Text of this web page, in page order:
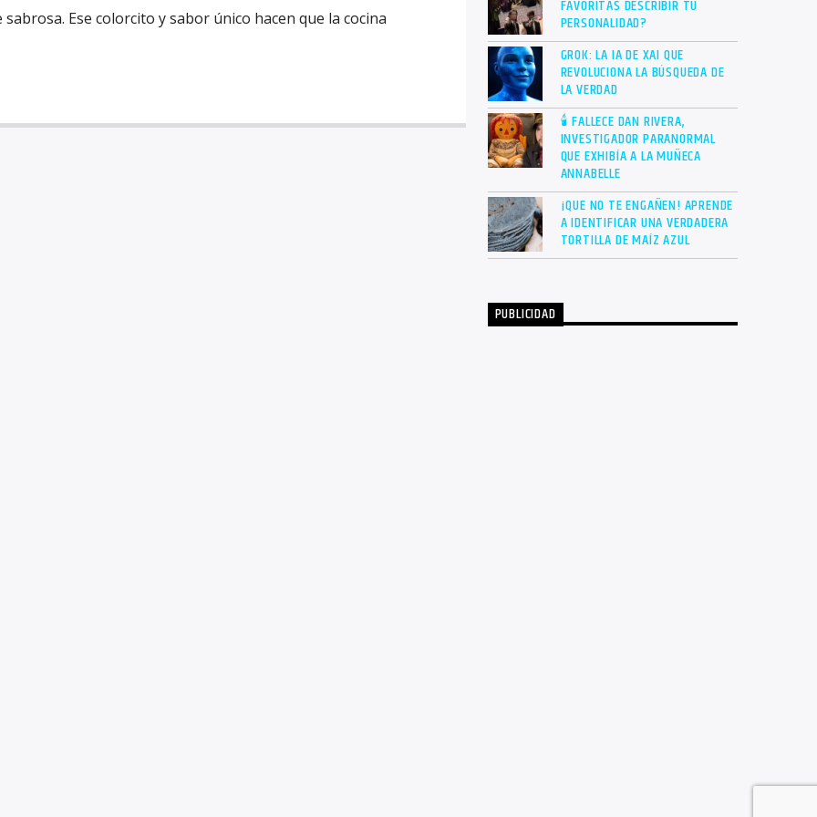
Ese colorcito y sabor único hacen que la cocina
FAVORITAS DESCRIBIR TU
PERSONALIDAD?
GROK: LA IA DE XAI QUE
REVOLUCIONA LA BÚSQUEDA DE
LA VERDAD
🕯 FALLECE DAN RIVERA,
INVESTIGADOR PARANORMAL
QUE EXHIBÍA A LA MUÑECA
ANNABELLE
¡QUE NO TE ENGAÑEN! APRENDE
A IDENTIFICAR UNA VERDADERA
TORTILLA DE MAÍZ AZUL
PUBLICIDAD